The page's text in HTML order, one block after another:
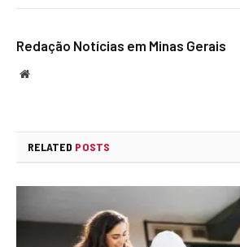
Redação Notícias em Minas Gerais
Website
RELATED POSTS